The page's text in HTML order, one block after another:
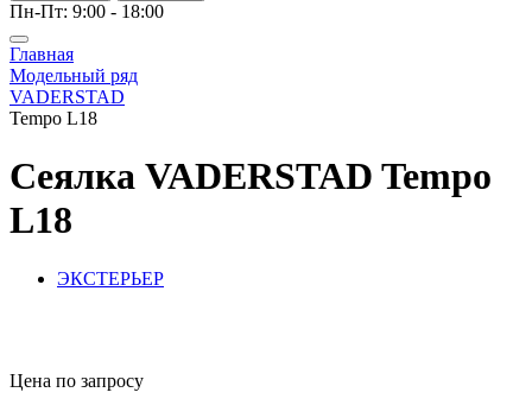
Пн-Пт: 9:00 - 18:00
Главная
Модельный ряд
VADERSTAD
Tempo L18
Сеялка VADERSTAD Tempo
L18
ЭКСТЕРЬЕР
Цена по запросу